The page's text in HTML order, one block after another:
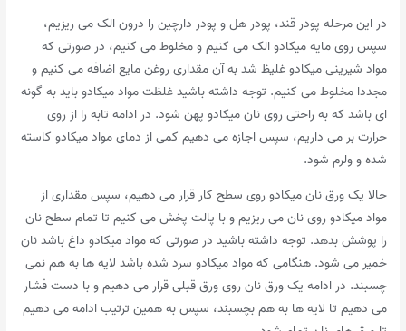
در این مرحله پودر قند، پودر هل و پودر دارچین را درون الک می ریزیم،
سپس روی مایه میکادو الک می کنیم و مخلوط می کنیم، در صورتی که
مواد شیرینی میکادو غلیظ شد به آن مقداری روغن مایع اضافه می کنیم و
مجددا مخلوط می کنیم. توجه داشته باشید غلظت مواد میکادو باید به گونه
ای باشد که به راحتی روی نان میکادو پهن شود. در ادامه تابه را از روی
حرارت بر می داریم، سپس اجازه می دهیم کمی از دمای مواد میکادو کاسته
شده و ولرم شود.
حالا یک ورق نان میکادو روی سطح کار قرار می دهیم، سپس مقداری از
مواد میکادو روی نان می ریزیم و با پالت پخش می کنیم تا تمام سطح نان
را پوشش بدهد. توجه داشته باشید در صورتی که مواد میکادو داغ باشد نان
خمیر می شود. هنگامی که مواد میکادو سرد شده باشد لایه ها به هم نمی
چسبند. در ادامه یک ورق نان روی ورق قبلی قرار می دهیم و با دست فشار
می دهیم تا لایه ها به هم بچسبند، سپس به همین ترتیب ادامه می دهیم